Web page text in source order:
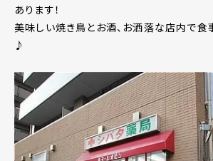
あります！
美味しい焼き鳥とお酒、お洒落な店内で食
♪